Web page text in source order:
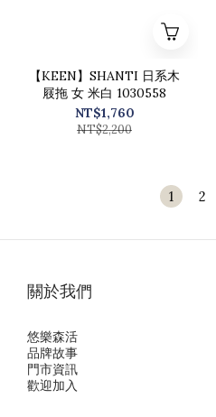
【KEEN】SHANTI 日系木
屐拖 女 米白 1030558
NT$1,760
NT$2,200
1 2
關於我們
悠樂森活
品牌故事
門市資訊
歡迎加入